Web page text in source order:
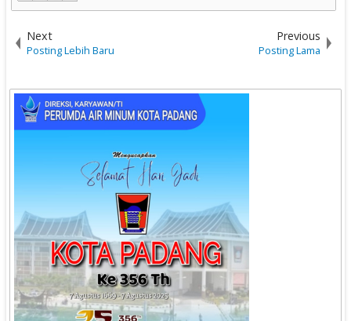
Next
Posting Lebih Baru
Previous
Posting Lama